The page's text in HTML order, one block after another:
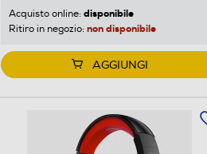
Acquisto online: disponibile
Ritiro in negozio: non disponibile
AGGIUNGI